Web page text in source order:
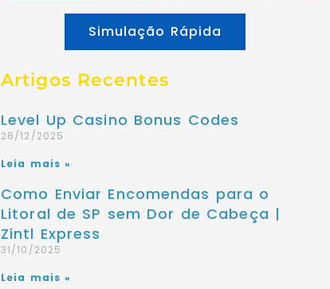
Simulação Rápida
Artigos Recentes
Level Up Casino Bonus Codes
28/12/2025
Leia mais »
Como Enviar Encomendas para o
Litoral de SP sem Dor de Cabeça |
Zintl Express
31/10/2025
Leia mais »